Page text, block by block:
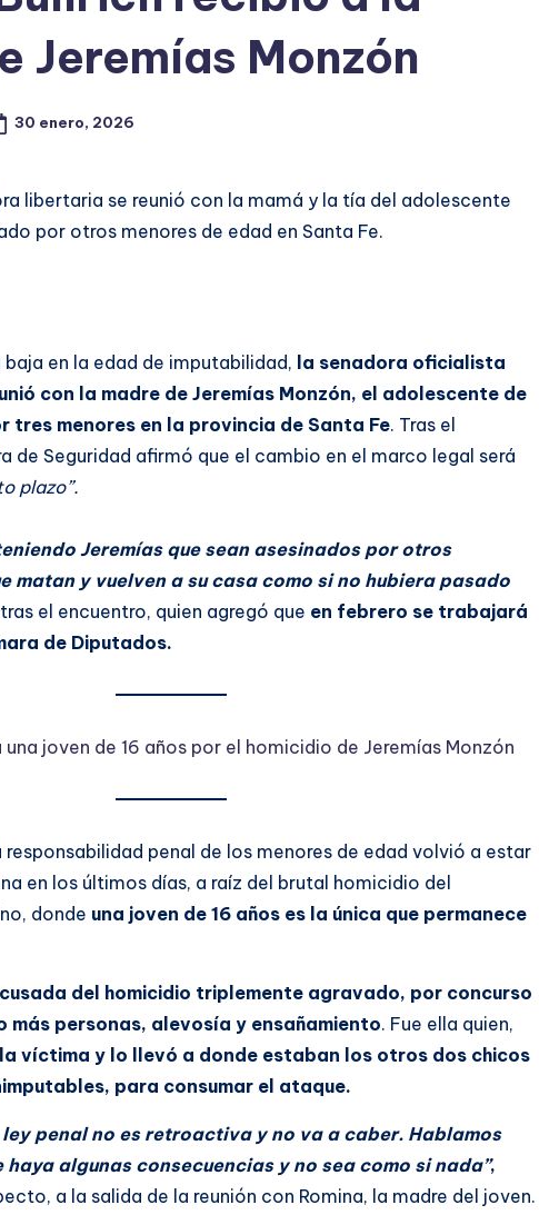
Jeremías Monzón
30 enero, 2026
libertaria se reunió con la mamá y la tía del adolescente
por otros menores de edad en Santa Fe.
en la edad de imputabilidad, la senadora oficialista
con la madre de Jeremías Monzón, el adolescente de
tres menores en la provincia de Santa Fe. Tras el
de Seguridad afirmó que el cambio en el marco legal será
plazo”.
Jeremías que sean asesinados por otros
matan y vuelven a su casa como si no hubiera pasado
el encuentro, quien agregó que en febrero se trabajará
de Diputados.
una joven de 16 años por el homicidio de Jeremías Monzón
penal de los menores de edad volvió a estar
en los últimos días, a raíz del brutal homicidio del
donde una joven de 16 años es la única que permanece
del homicidio triplemente agravado, por concurso
más personas, alevosía y ensañamiento. Fue ella quien,
víctima y lo llevó a donde estaban los otros dos chicos
para consumar el ataque.
penal no es retroactiva y no va a caber. Hablamos
algunas consecuencias y no sea como si nada”,
a la salida de la reunión con Romina, la madre del joven.